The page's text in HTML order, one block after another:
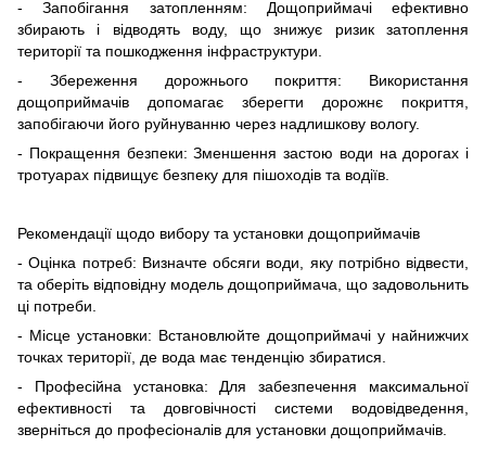
- Запобігання затопленням: Дощоприймачі ефективно
збирають і відводять воду, що знижує ризик затоплення
території та пошкодження інфраструктури.
- Збереження дорожнього покриття: Використання
дощоприймачів допомагає зберегти дорожнє покриття,
запобігаючи його руйнуванню через надлишкову вологу.
- Покращення безпеки: Зменшення застою води на дорогах і
тротуарах підвищує безпеку для пішоходів та водіїв.
Рекомендації щодо вибору та установки дощоприймачів
- Оцінка потреб: Визначте обсяги води, яку потрібно відвести,
та оберіть відповідну модель дощоприймача, що задовольнить
ці потреби.
- Місце установки: Встановлюйте дощоприймачі у найнижчих
точках території, де вода має тенденцію збиратися.
- Професійна установка: Для забезпечення максимальної
ефективності та довговічності системи водовідведення,
зверніться до професіоналів для установки дощоприймачів.